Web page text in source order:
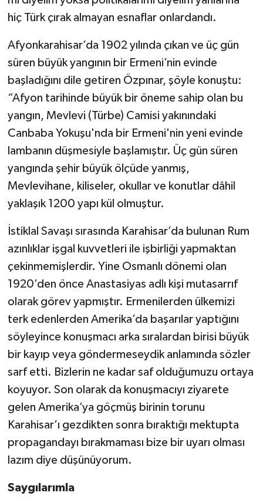
hiç Türk çırak almayan esnaflar onlardandı.
Afyonkarahisar’da 1902 yılında çıkan ve üç gün
süren büyük yangının bir Ermeni’nin evinde
başladığını dile getiren Özpınar, şöyle konuştu:
“Afyon tarihinde büyük bir öneme sahip olan bu
yangın, Mevlevi (Türbe) Camisi yakınındaki
Canbaba Yokuşu'nda bir Ermeni'nin yeni evinde
lambanın düşmesiyle başlamıştır. Üç gün süren
yangında şehir büyük ölçüde yanmış,
Mevlevihane, kiliseler, okullar ve konutlar dâhil
yaklaşık 1200 yapı kül olmuştur.
İstiklal Savaşı sırasında Karahisar’da bulunan Rum
azınlıklar işgal kuvvetleri ile işbirliği yapmaktan
çekinmemişlerdir. Yine Osmanlı dönemi olan
1920’den önce Anastasiyas adlı kişi mutasarrıf
olarak görev yapmıştır. Ermenilerden ülkemizi
terk edenlerden Amerika’da başarılar yaptığını
söyleyince konuşmacı arka sıralardan birisi büyük
bir kayıp veya göndermeseydik anlamında sözler
sarf etti. Bizlerin ne kadar saf olduğumuzu ortaya
koyuyor. Son olarak da konuşmacıyı ziyarete
gelen Amerika’ya göçmüş birinin torunu
Karahisar’ı gezdikten sonra bıraktığı mektupta
propagandayı bırakmaması bize bir uyarı olması
lazım diye düşünüyorum.
Saygılarımla